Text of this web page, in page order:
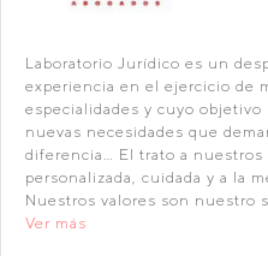
Laboratorio Jurídico es un
experiencia en el ejercicio de
especialidades y cuyo objetivo
nuevas necesidades que
diferencia… El trato a nuestros
personalizada, cuidada y a la
Nuestros valores son nuestro
Ver más